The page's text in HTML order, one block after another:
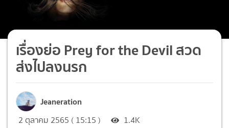
เรื่องย่อ Prey for the Devil สวด
ส่งไปลงนรก
Jeaneration
2 ตุลาคม 2565 ( 15:15 ) 1.4K